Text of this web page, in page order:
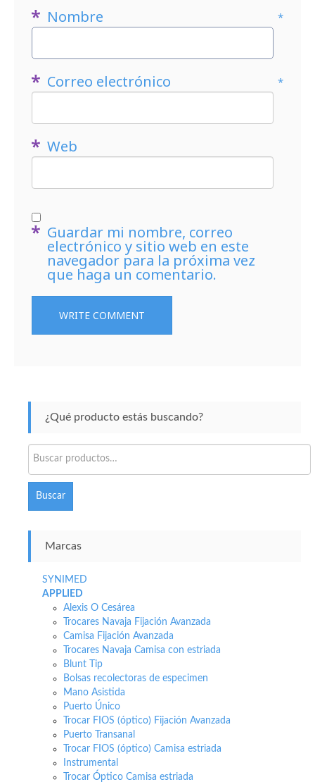
Nombre *
Correo electrónico *
Web
Guardar mi nombre, correo
electrónico y sitio web en este
navegador para la próxima vez
que haga un comentario.
¿Qué producto estás buscando?
por:
Buscar
Marcas
SYNIMED
APPLIED
Alexis O Cesárea
Trocares Navaja Fijación Avanzada
Camisa Fijación Avanzada
Trocares Navaja Camisa con estriada
Blunt Tip
Bolsas recolectoras de especimen
Mano Asistida
Puerto Único
Trocar FIOS (óptico) Fijación Avanzada
Puerto Transanal
Trocar FIOS (óptico) Camisa estriada
Instrumental
Trocar Óptico Camisa estriada